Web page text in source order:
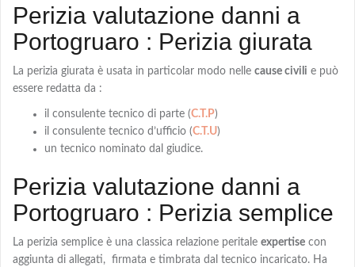
Perizia valutazione danni a
Portogruaro : Perizia giurata
La perizia giurata è usata in particolar modo nelle cause civili e può
essere redatta da :
il consulente tecnico di parte (C.T.P)
il consulente tecnico d’ufficio (C.T.U)
un tecnico nominato dal giudice.
Perizia valutazione danni a
Portogruaro : Perizia semplice
La perizia semplice è una classica relazione peritale expertise con
aggiunta di allegati, firmata e timbrata dal tecnico incaricato. Ha